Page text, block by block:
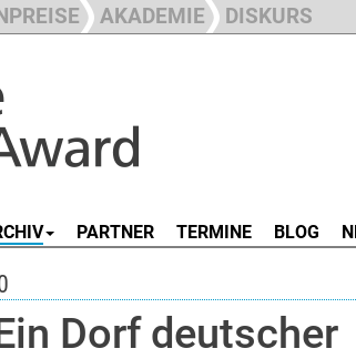
AKADEMIE DISKURS
PARTNER TERMINE BLOG
Dorf deutscher